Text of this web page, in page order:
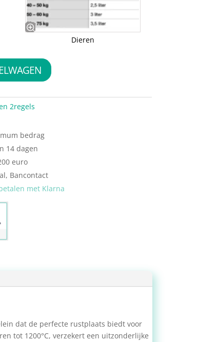
Dieren
2regels
bedrag
14 dagen
euro
Bancontact
met Klarna
dat de perfecte rustplaats biedt voor
tot 1200°C, verzekert een uitzonderlijke